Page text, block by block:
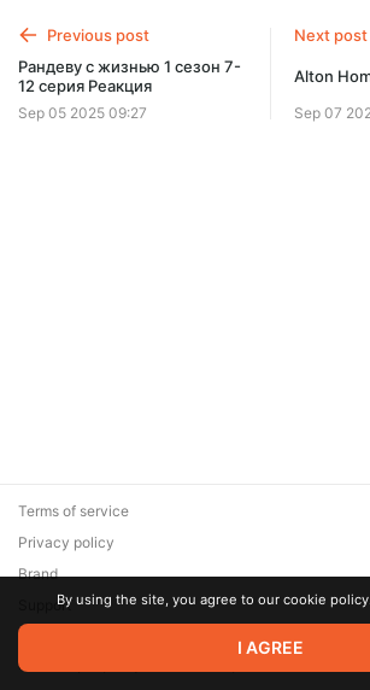
Previous post
Рандеву с жизнью 1 сезон 7-
12 серия Реакция
Sep 05 2025 09:27
Next post
Alton
Sep 07
© 2026 Zaya Solutions Limited. All rights
are the property of their respective owners.
Terms of service
Privacy policy
Brand
SupportBy using the site, you agree to our cookie
I AGREE